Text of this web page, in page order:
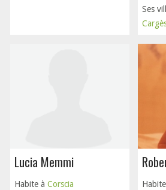
Ses
Lucia Memmi
Habite à Corscia